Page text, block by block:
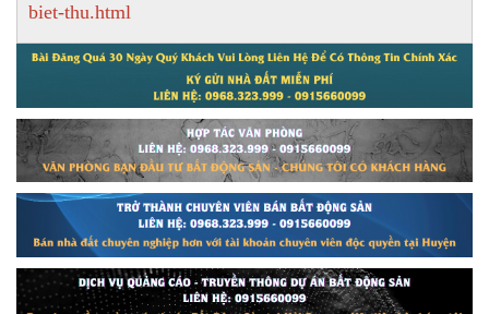
biet-thu.html